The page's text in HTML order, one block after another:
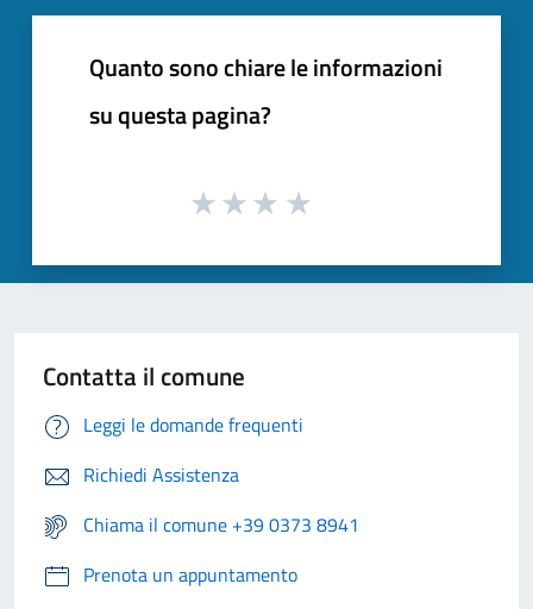
Quanto sono chiare le informazioni
su questa pagina?
Contatta il comune
Leggi le domande frequenti
Richiedi Assistenza
Chiama il comune +39 0373 8941
Prenota un appuntamento